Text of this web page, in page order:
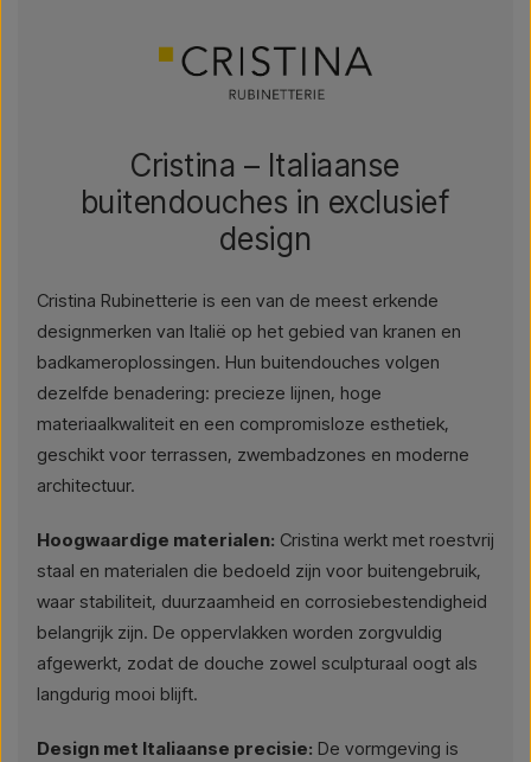
Cristina – Italiaanse
buitendouches in exclusief
design
Cristina Rubinetterie is een van de meest erkende
designmerken van Italië op het gebied van kranen en
badkameroplossingen. Hun buitendouches volgen
dezelfde benadering: precieze lijnen, hoge
materiaalkwaliteit en een compromisloze esthetiek,
geschikt voor terrassen, zwembadzones en moderne
architectuur.
Hoogwaardige materialen: Cristina werkt met roestvrij
staal en materialen die bedoeld zijn voor buitengebruik,
waar stabiliteit, duurzaamheid en corrosiebestendigheid
belangrijk zijn. De oppervlakken worden zorgvuldig
afgewerkt, zodat de douche zowel sculpturaal oogt als
langdurig mooi blijft.
Design met Italiaanse precisie: De vormgeving is